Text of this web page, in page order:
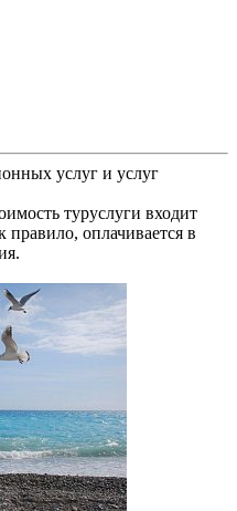
услуг и услуг
туруслуги входит
оплачивается в